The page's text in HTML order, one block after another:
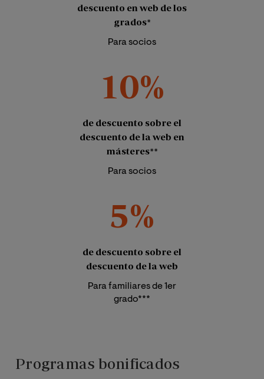
descuento en web de los
grados*
Para socios
10%
de descuento sobre el
descuento de la web en
másteres**
Para socios
5%
de descuento sobre el
descuento de la web
Para familiares de 1er
grado***
Programas bonificados